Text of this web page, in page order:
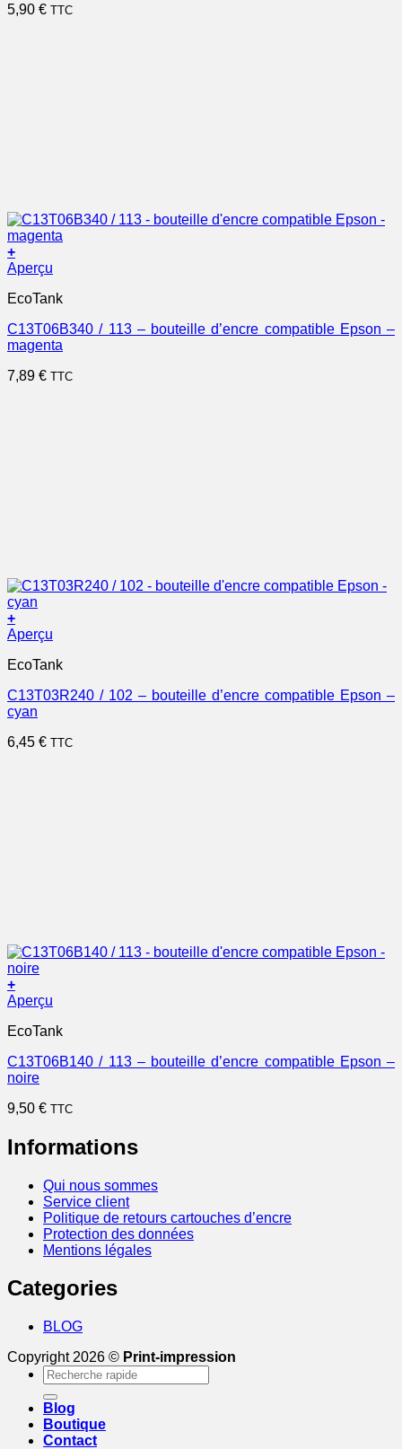
5,90 € TTC
+
Aperçu
EcoTank
C13T06B340 / 113 – bouteille d’encre compatible Epson –
magenta
7,89 € TTC
+
Aperçu
EcoTank
C13T03R240 / 102 – bouteille d’encre compatible Epson –
cyan
6,45 € TTC
+
Aperçu
EcoTank
C13T06B140 / 113 – bouteille d’encre compatible Epson –
noire
9,50 € TTC
Informations
Qui nous sommes
Service client
Politique de retours cartouches d’encre
Protection des données
Mentions légales
Categories
BLOG
Copyright 2026 © Print-impression
Recherche
pour :
Blog
Boutique
Contact